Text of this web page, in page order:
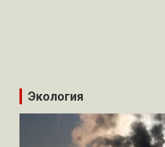
Экология